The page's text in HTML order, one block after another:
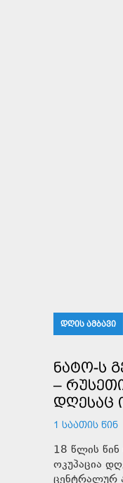
ᲓᲦᲘᲡ ᲐᲛᲑᲐᲕᲘ
ᲜᲐᲢᲝ-Ს
–
ᲓᲦᲔᲡᲐᲪ
1 ᲡᲐᲐᲗᲘᲡ ᲬᲘᲜ
18 წლის
ოკუპაცია
ცენტრალურ